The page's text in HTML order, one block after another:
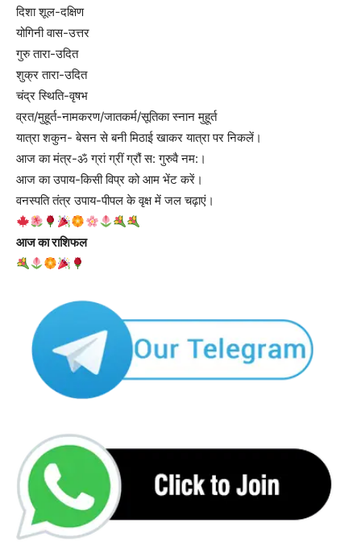
दिशा शूल-दक्षिण
योगिनी वास-उत्तर
गुरु तारा-उदित
शुक्र तारा-उदित
चंद्र स्थिति-वृषभ
व्रत/मुहूर्त-नामकरण/जातकर्म/सूतिका स्नान मुहूर्त
यात्रा शकुन- बेसन से बनी मिठाई खाकर यात्रा पर निकलें।
आज का मंत्र-ॐ ग्रां ग्रीं ग्रौं स: गुरुवै नम:।
आज का उपाय-किसी विप्र को आम भेंट करें।
वनस्पति तंत्र उपाय-पीपल के वृक्ष में जल चढ़ाएं।
आज का राशिफल